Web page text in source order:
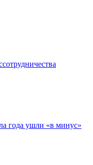
года ушли «в минус»